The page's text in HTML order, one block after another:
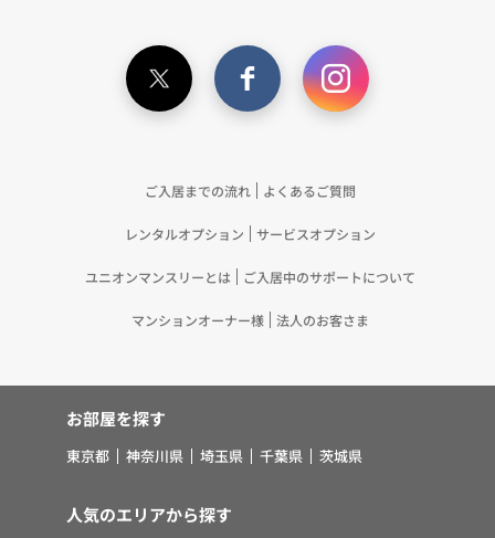
ご入居までの流れ よくあるご質問
レンタルオプション サービスオプション
ユニオンマンスリーとは ご入居中のサポートについて
マンションオーナー様 法人のお客さま
お部屋を探す
東京都 神奈川県 埼玉県 千葉県 茨城県
人気のエリアから探す